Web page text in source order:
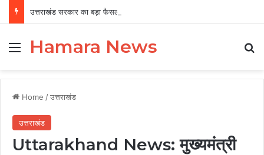
MenuHamara News
Home /उत्तराखंड
उत्तराखंड
Uttarakhand News: मुख्यमंत्री